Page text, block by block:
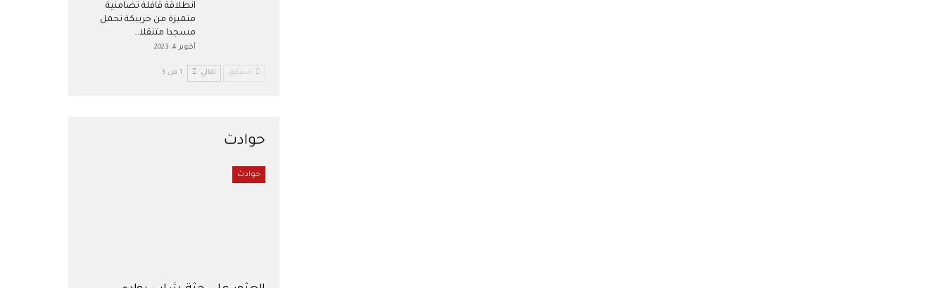
انطلاقة قافلة تضامنية
متميزة من خريبكة تحمل
مسجدا متنقلا…
أكتوبر 4, 2023
السابق التالي 1 من 3
حوادث
حوادث